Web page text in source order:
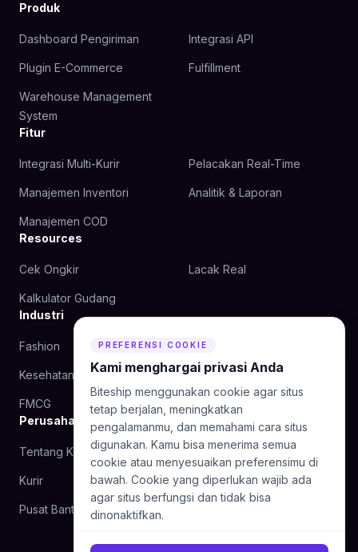
Produk
Dashboard Pengiriman Integrasi API
Plugin E-Commerce Fulfillment
Warehouse Management
System
Fitur
Integrasi Multi-Kurir Pelacakan Real-Time
Manajemen Inventori Analitik & Laporan
Manajemen COD
Resources
Cek Ongkir Lacak Real
Kalkulator Gudang
Industri
Fashion Kecantikan
Kesehatan Makanan
FMCG
Perusahaan
Tentang Kami Blog
Kurir Hubungi Kami
Pusat Bantuan
PREFERENSI COOKIE
Kami menghargai privasi Anda
Biteship menggunakan cookie agar situs
tetap berjalan, meningkatkan
pengalamanmu, dan memahami cara situs
digunakan. Kamu bisa menerima semua
cookie atau menyesuaikan preferensimu di
bawah. Cookie yang diperlukan wajib ada
agar situs berfungsi dan tidak bisa
dinonaktifkan.